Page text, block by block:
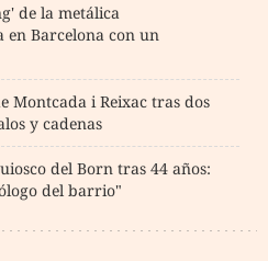
de la metálica
Barcelona con un
Montcada i Reixac tras dos
y cadenas
del Born tras 44 años:
del barrio"